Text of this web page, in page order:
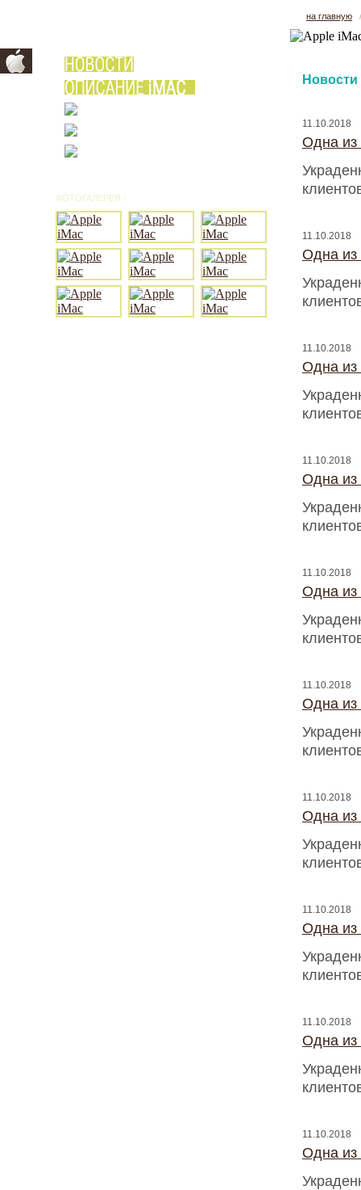
ФОТОГАЛЕРЕЯ /
на главную
Новости
11.10.2018
Одна из
11.10.2018
Одна из
11.10.2018
Одна из
11.10.2018
Одна из
11.10.2018
Одна из
11.10.2018
Одна из
11.10.2018
Одна из
11.10.2018
Одна из
11.10.2018
Одна из
11.10.2018
Одна из